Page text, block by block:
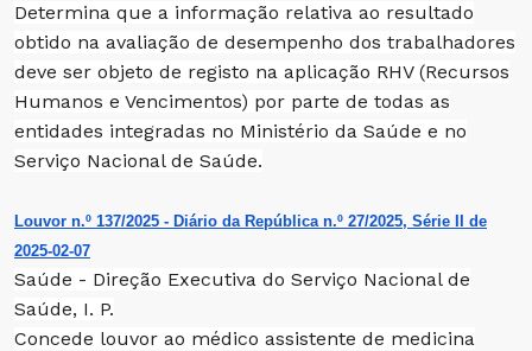
Determina que a informação relativa ao resultado
obtido na avaliação de desempenho dos trabalhadores
deve ser objeto de registo na aplicação RHV (Recursos
Humanos e Vencimentos) por parte de todas as
entidades integradas no Ministério da Saúde e no
Serviço Nacional de Saúde.
Louvor n.º 137/2025 - Diário da República n.º 27/2025, Série II de
2025-02-07
Saúde - Direção Executiva do Serviço Nacional de
Saúde, I. P.
Concede louvor ao médico assistente de medicina